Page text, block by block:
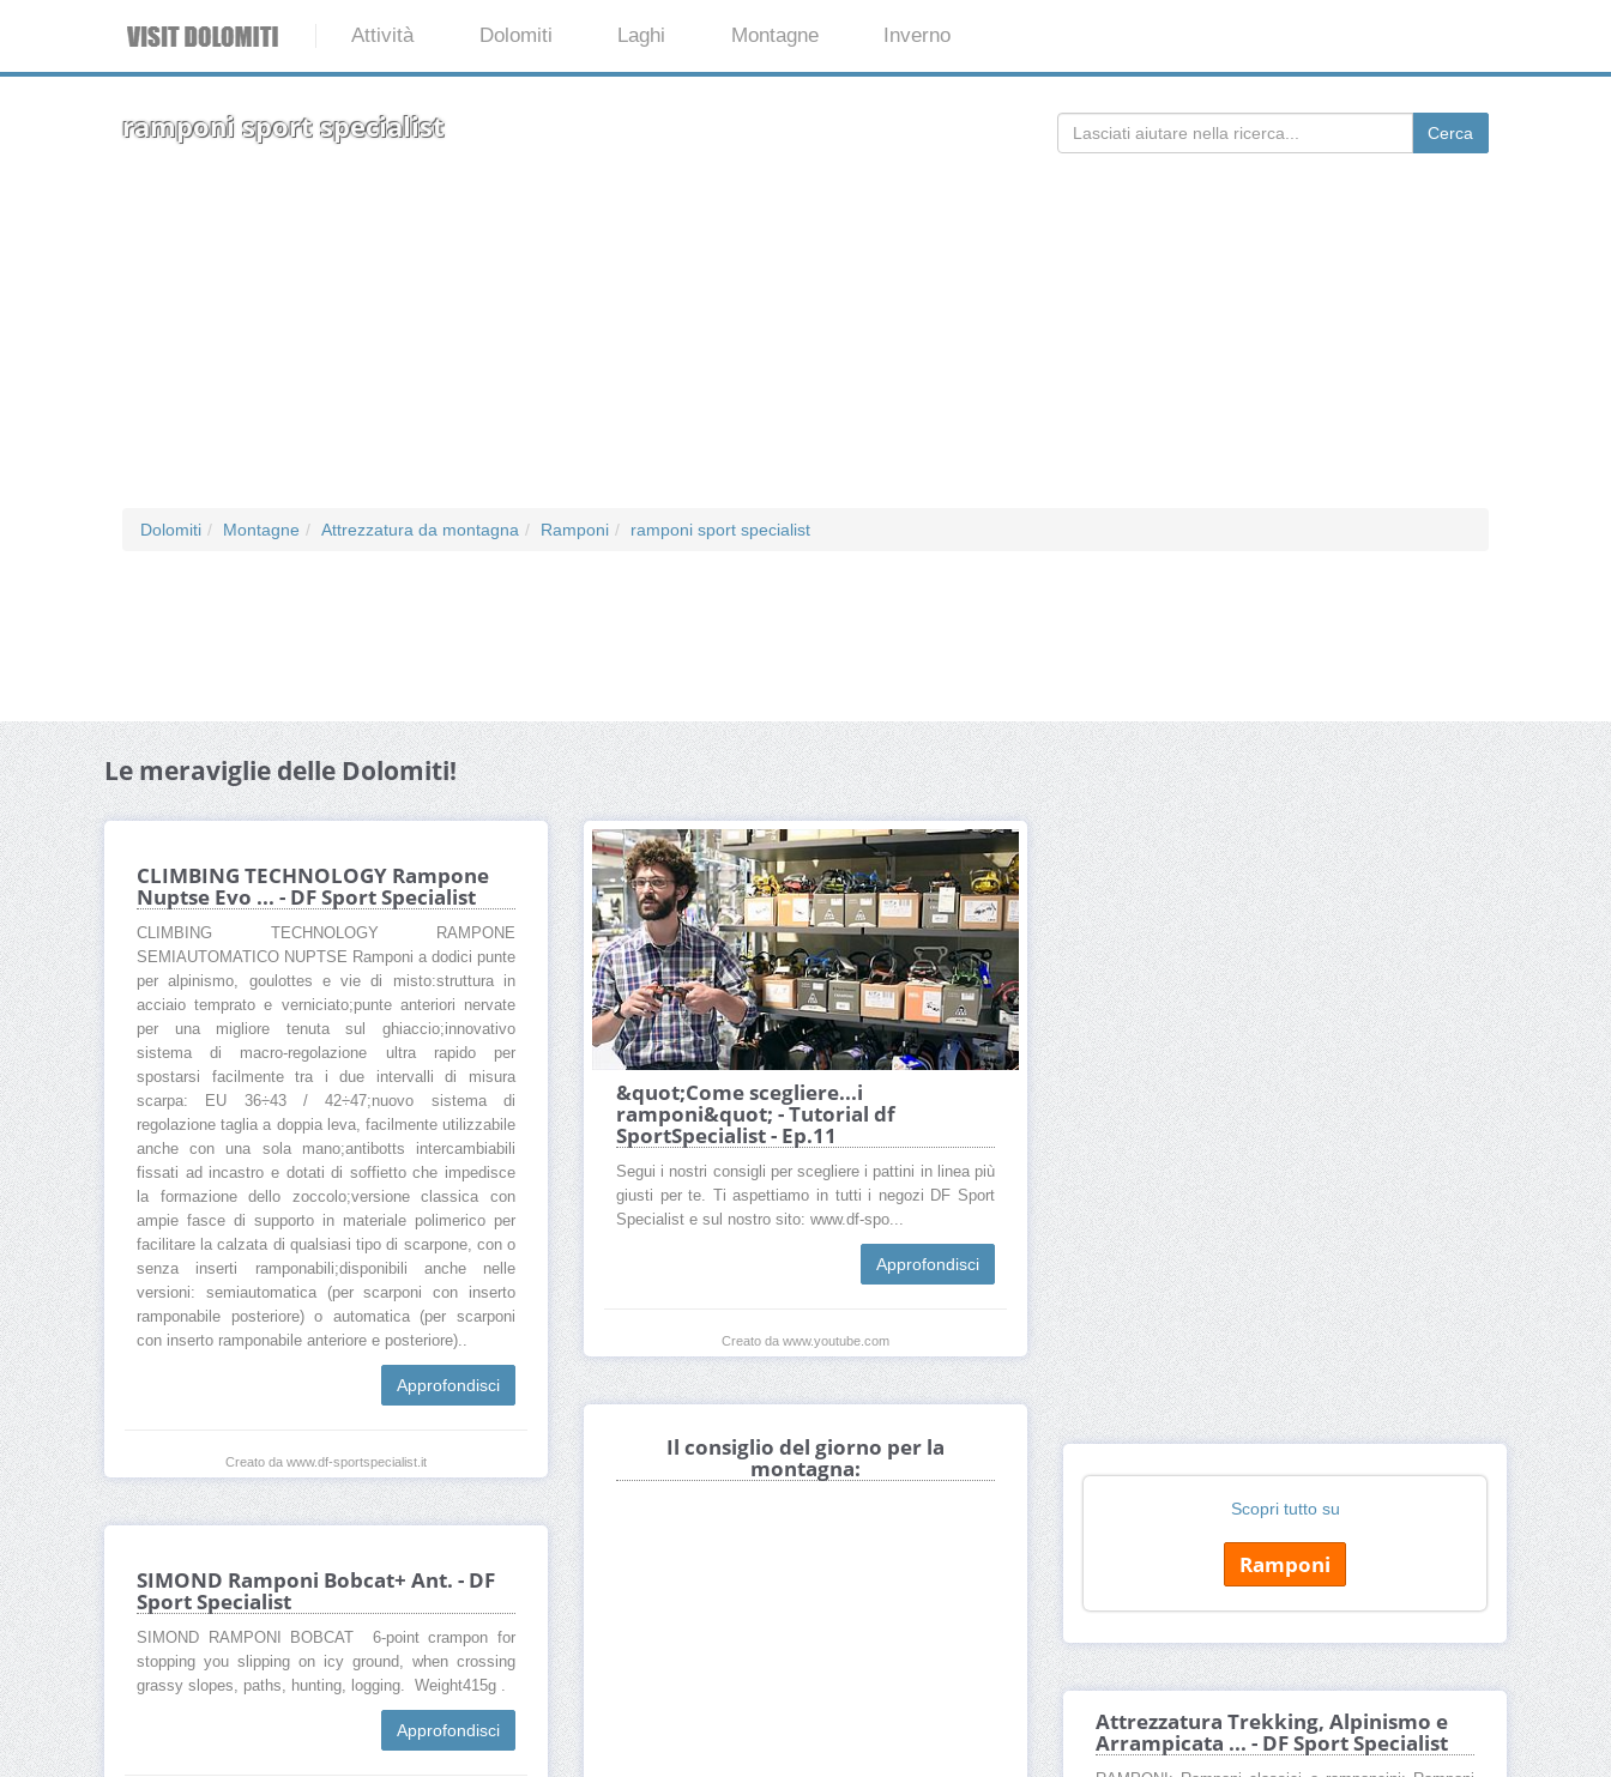
Attività Dolomiti Laghi Montagne Inverno
ramponi sport specialist
Dolomiti Montagne Attrezzatura da montagna Ramponi ramponi sport specialist
Le meraviglie delle Dolomiti!
CLIMBING TECHNOLOGY Rampone
Nuptse Evo ... - DF Sport Specialist
CLIMBING TECHNOLOGY RAMPONE
SEMIAUTOMATICO NUPTSE Ramponi a dodici punte
per alpinismo, goulottes e vie di misto:struttura in
acciaio temprato e verniciato;punte anteriori nervate
per una migliore tenuta sul ghiaccio;innovativo
sistema di macro-regolazione ultra rapido per
spostarsi facilmente tra i due intervalli di misura
scarpa: EU 36÷43 / 42÷47;nuovo sistema di
regolazione taglia a doppia leva, facilmente utilizzabile
anche con una sola mano;antibotts intercambiabili
fissati ad incastro e dotati di soffietto che impedisce
la formazione dello zoccolo;versione classica con
ampie fasce di supporto in materiale polimerico per
facilitare la calzata di qualsiasi tipo di scarpone, con o
senza inserti ramponabili;disponibili anche nelle
versioni: semiautomatica (per scarponi con inserto
ramponabile posteriore) o automatica (per scarponi
con inserto ramponabile anteriore e posteriore)..
Approfondisci
Creato da www.df-sportspecialist.it
&quot;Come scegliere...i
ramponi&quot; - Tutorial df
SportSpecialist - Ep.11
Segui i nostri consigli per scegliere i pattini in linea più
giusti per te. Ti aspettiamo in tutti i negozi DF Sport
Specialist e sul nostro sito: www.df-spo...
Approfondisci
Creato da www.youtube.com
Scopri tutto su
Ramponi
Il consiglio del giorno per la
montagna:
SIMOND Ramponi Bobcat+ Ant. - DF
Sport Specialist
SIMOND RAMPONI BOBCAT 6-point crampon for
stopping you slipping on icy ground, when crossing
grassy slopes, paths, hunting, logging. Weight415g .
Approfondisci Attrezzatura Trekking, Alpinismo e
Arrampicata ... - DF Sport Specialist